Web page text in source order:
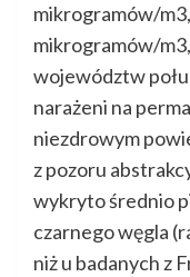
mikrogramów/
mikrogramów/
województw
narażeni na
niezdrowym
z pozoru
wykryto średnio
czarnego węgla
niż u badanych z